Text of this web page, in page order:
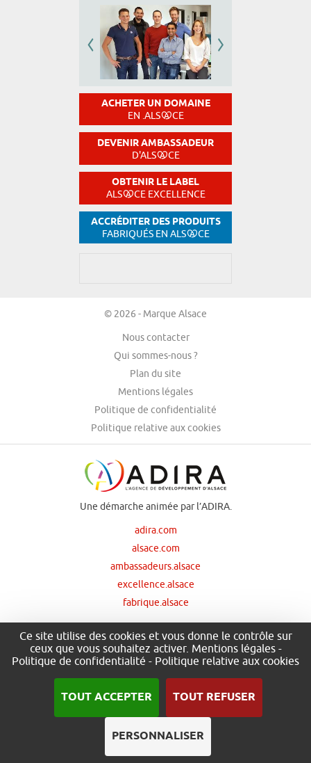
ACHETER UN DOMAINE
EN .ALS CE
DEVENIR AMBASSADEUR
D'ALS CE
OBTENIR LE LABEL
ALS CE EXCELLENCE
ACCRÉDITER DES PRODUITS
FABRIQUÉS EN ALS CE
© 2026 - Marque Alsace
Nous contacter
Qui sommes-nous ?
Plan du site
Mentions légales
Politique de confidentialité
Politique relative aux cookies
Une démarche animée par l’ADIRA.
adira.com
alsace.com
ambassadeurs.alsace
excellence.alsace
fabrique.alsace
Nos principaux financeurs
Ce site utilise des cookies et vous donne le contrôle sur
ceux que vous souhaitez activer. Mentions légales-
Politique de confidentialité - Politique relative aux cookies
TOUT ACCEPTER TOUT REFUSER
PERSONNALISER